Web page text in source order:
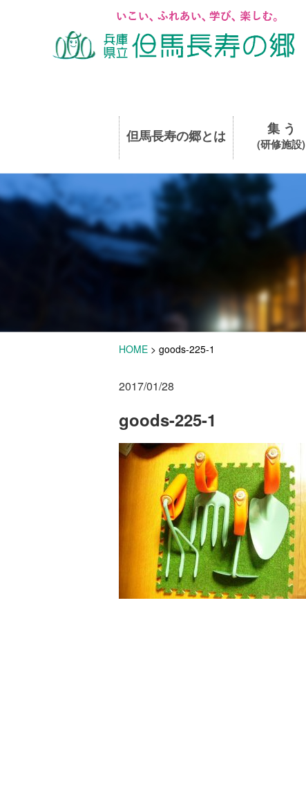
但馬長寿の郷とは 集 う
(研修施設)
HOME > goods-225-1
2017/01/28
goods-225-1